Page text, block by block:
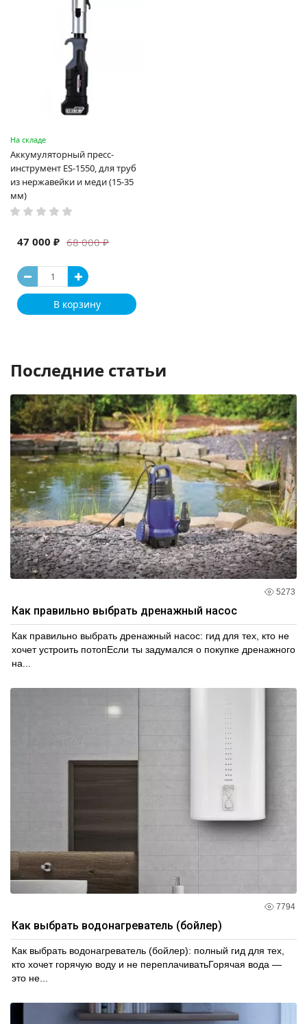
На складе
Аккумуляторный пресс-
инструмент ES-1550, для труб
из нержавейки и меди (15-35
мм)
68 000 ₽
47 000 ₽
В корзину
Последние статьи
5273
Как правильно выбрать дренажный насос
Как правильно выбрать дренажный насос: гид для тех, кто не
хочет устроить потопЕсли ты задумался о покупке дренажного
на...
7794
Как выбрать водонагреватель (бойлер)
Как выбрать водонагреватель (бойлер): полный гид для тех,
кто хочет горячую воду и не переплачиватьГорячая вода —
это не...